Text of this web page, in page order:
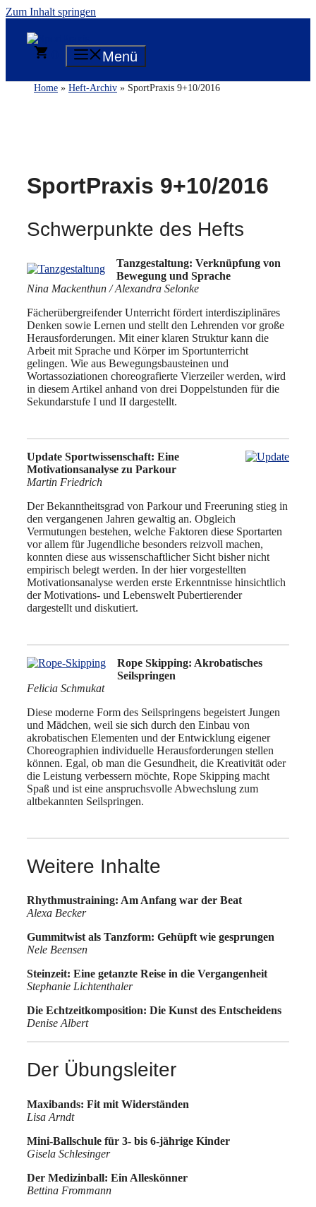
Zum Inhalt springen
Menü
Home » Heft-Archiv » SportPraxis 9+10/2016
SportPraxis 9+10/2016
Schwerpunkte des Hefts
Tanzgestaltung: Verknüpfung von
Bewegung und Sprache
Nina Mackenthun / Alexandra Selonke
Fächerübergreifender Unterricht fördert interdisziplinäres
Denken sowie Lernen und stellt den Lehrenden vor große
Herausforderungen. Mit einer klaren Struktur kann die
Arbeit mit Sprache und Körper im Sportunterricht
gelingen. Wie aus Bewegungsbausteinen und
Wortassoziationen choreografierte Vierzeiler werden, wird
in diesem Artikel anhand von drei Doppelstunden für die
Sekundarstufe I und II dargestellt.
Update Sportwissenschaft: Eine
Motivationsanalyse zu Parkour
Martin Friedrich
Der Bekanntheitsgrad von Parkour und Freeruning stieg in
den vergangenen Jahren gewaltig an. Obgleich
Vermutungen bestehen, welche Faktoren diese Sportarten
vor allem für Jugendliche besonders reizvoll machen,
konnten diese aus wissenschaftlicher Sicht bisher nicht
empirisch belegt werden. In der hier vorgestellten
Motivationsanalyse werden erste Erkenntnisse hinsichtlich
der Motivations- und Lebenswelt Pubertierender
dargestellt und diskutiert.
Rope Skipping: Akrobatisches
Seilspringen
Felicia Schmukat
Diese moderne Form des Seilspringens begeistert Jungen
und Mädchen, weil sie sich durch den Einbau von
akrobatischen Elementen und der Entwicklung eigener
Choreographien individuelle Herausforderungen stellen
können. Egal, ob man die Gesundheit, die Kreativität oder
die Leistung verbessern möchte, Rope Skipping macht
Spaß und ist eine anspruchsvolle Abwechslung zum
altbekannten Seilspringen.
Weitere Inhalte
Rhythmustraining: Am Anfang war der Beat
Alexa Becker
Gummitwist als Tanzform: Gehüpft wie gesprungen
Nele Beensen
Steinzeit: Eine getanzte Reise in die Vergangenheit
Stephanie Lichtenthaler
Die Echtzeitkomposition: Die Kunst des Entscheidens
Denise Albert
Der Übungsleiter
Maxibands: Fit mit Widerständen
Lisa Arndt
Mini-Ballschule für 3- bis 6-jährige Kinder
Gisela Schlesinger
Der Medizinball: Ein Alleskönner
Bettina Frommann